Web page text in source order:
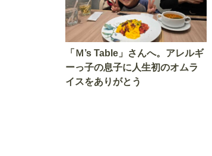
「Ｍ’s Table」さんへ。アレルギ
ーっ子の息子に人生初のオムラ
イスをありがとう